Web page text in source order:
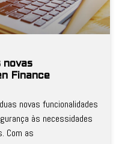
novas
Finance
novas funcionalidades
às necessidades
Com as